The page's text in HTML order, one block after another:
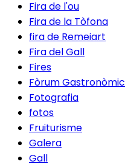
Fira de l'ou
Fira de la Tòfona
fira de Remeiart
Fira del Gall
Fires
Fòrum Gastronòmic
Fotografia
fotos
Fruiturisme
Galera
Gall